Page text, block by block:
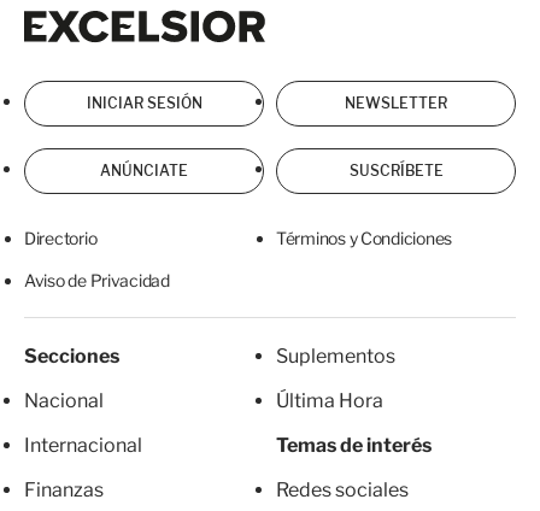
INICIAR SESIÓN NEWSLETTER
ANÚNCIATE SUSCRÍBETE
Directorio Términos y Condiciones
Aviso de Privacidad
Secciones
Nacional
Internacional
Finanzas
Suplementos
Última Hora
Temas de interés
Redes sociales